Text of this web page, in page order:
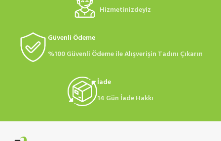
Hizmetinizdeyiz
Güvenli Ödeme
%100 Güvenli Ödeme ile Alışverişin Tadını Çıkarın
İade
14 Gün İade Hakkı